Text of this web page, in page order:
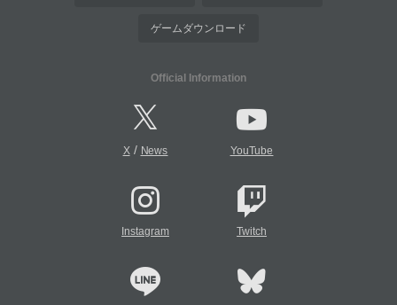
ゲームダウンロード
Official Information
X/ News YouTube
Instagram Twitch